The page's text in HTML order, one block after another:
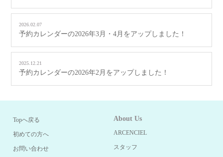
2026.02.07
予約カレンダーの2026年3月・4月をアップしました！
2025.12.21
予約カレンダーの2026年2月をアップしました！
Topへ戻る
初めての方へ
お問い合わせ
About Us
ARCENCIEL
スタッフ